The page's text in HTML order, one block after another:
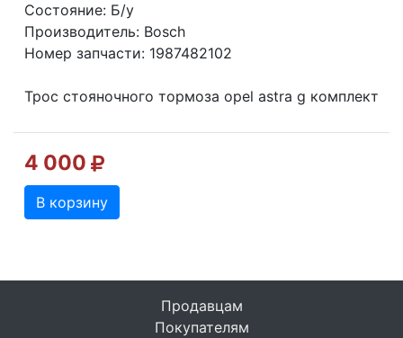
Состояние: Б/у
Производитель: Bosch
Номер запчасти: 1987482102
Трос стояночного тормоза opel astra g комплект
4 000
В корзину
Продавцам
Покупателям